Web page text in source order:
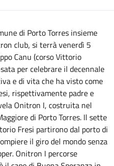
di Porto Torres insieme
club, si terrà venerdì 5
Canu (corso Vittorio
per celebrare il decennale
e di vita che ha visto come
rispettivamente padre e
Onitron I, costruita nel
di Porto Torres. Il sette
Fresi partirono dal porto di
il giro del mondo senza
Onitron I percorse